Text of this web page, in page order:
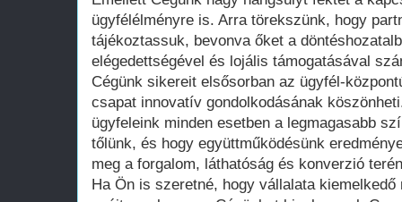
ügyfélélményre is. Arra törekszünk, hogy
tájékoztassuk, bevonva őket a
elégedettségével és lojális támogatásával
Cégünk sikereit elsősorban az ügyfél-
csapat innovatív gondolkodásának
ügyfeleink minden esetben a legmagasabb
tőlünk, és hogy együttműködésünk
meg a forgalom, láthatóság és konverzió
Ha Ön is szeretné, hogy vállalata